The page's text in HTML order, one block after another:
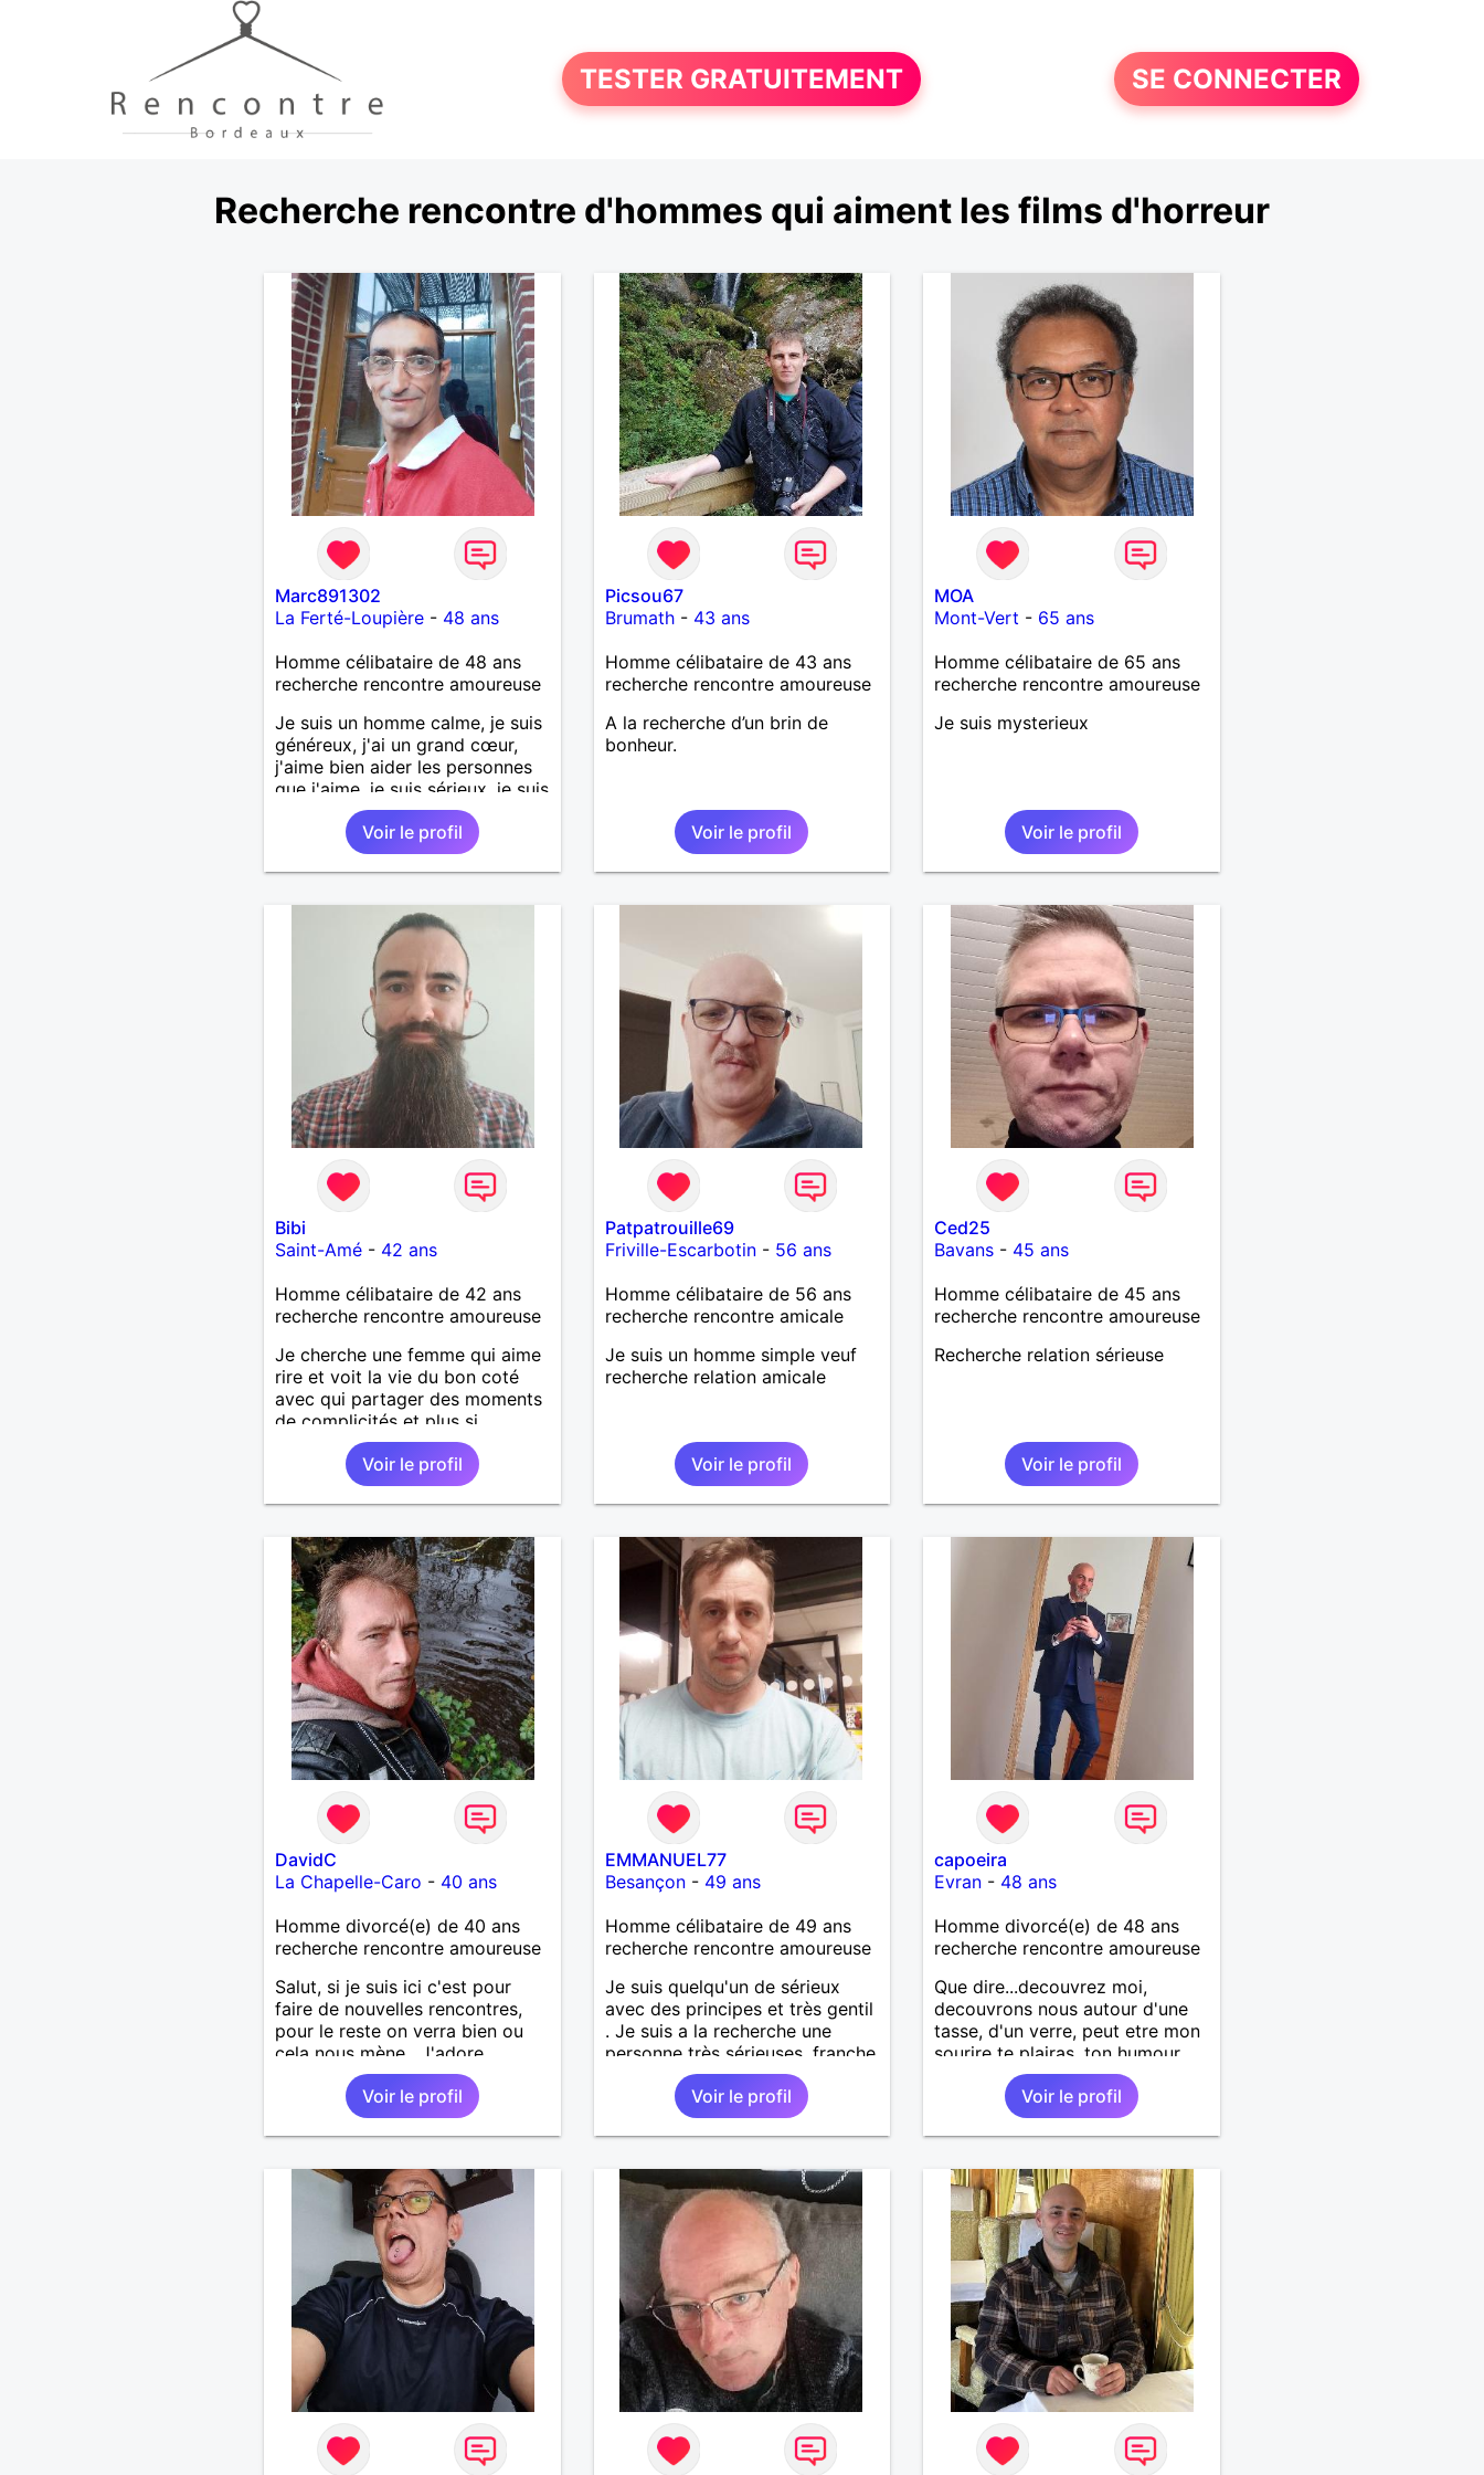
TESTER GRATUITEMENT SE CONNECTER
Recherche rencontre d'hommes qui aiment les films d'horreur
Marc891302
La Ferté-Loupière- 48 ans
Homme célibataire de 48 ans
recherche rencontre amoureuse
Je suis un homme calme, je suis
généreux, j'ai un grand cœur,
j'aime bien aider les personnes
que j'aime, je suis sérieux, je suis
sincère, je suis honnête, j'aime
pas qu'on joue avec moi et
j'aime pas les mensonges. Je
cherche une relation amoureuse
Voir le profil
Picsou67
Brumath- 43 ans
Homme célibataire de 43 ans
recherche rencontre amoureuse
A la recherche d’un brin de
bonheur.
Voir le profil
MOA
Mont-Vert - 65 ans
Homme célibataire de 65 ans
recherche rencontre amoureuse
Je suis mysterieux
Voir le profil
Bibi
Saint-Amé- 42 ans
Homme célibataire de 42 ans
recherche rencontre amoureuse
Je cherche une femme qui aime
rire et voit la vie du bon coté
avec qui partager des moments
de complicités et plus si
Voir le profil
Patpatrouille69
Friville-Escarbotin- 56 ans
Homme célibataire de 56 ans
recherche rencontre amicale
Je suis un homme simple veuf
recherche relation amicale
Voir le profil
Ced25
Bavans - 45 ans
Homme célibataire de 45 ans
recherche rencontre amoureuse
Recherche relation sérieuse
Voir le profil
DavidC
La Chapelle-Caro - 40 ans
Homme divorcé(e) de 40 ans
recherche rencontre amoureuse
Salut, si je suis ici c'est pour
faire de nouvelles rencontres,
pour le reste on verra bien ou
cela nous mène . J'adore
découvrir de nouvelles choses ,
alors si vous voulez m'initier à
l'une de vos activités je suis
partant.
Voir le profil
EMMANUEL77
Besançon- 49 ans
Homme célibataire de 49 ans
recherche rencontre amoureuse
Je suis quelqu'un de sérieux
avec des principes et très gentil
. Je suis a la recherche une
personne très sérieuses ,franche
et honnête les critères les plus
importants, voir accepter une
maman divorcer avec son
enfant il n y a aucun problème.
sérieuse merci. Recherche dans
un premier temps dialogue et
apprendre à connaître la
personne puis dans un deuxième
temps relation plus sérieuse a
voir une vie a deux. (2017 )Ma
situation professionnelle et
agent de sécurité privée et
agents SIAP1. ET télésurveillance
et vidéo protection dans les
casino supermarché. en CDI Mes
passions. Sont la robotique ,vtt
,Echeque ,astronomie . Service
Voir le profil
capoeira
Evran - 48 ans
Homme divorcé(e) de 48 ans
recherche rencontre amoureuse
Que dire...decouvrez moi,
decouvrons nous autour d'une
tasse, d'un verre, peut etre mon
sourire te plairas, ton humour
me fera pouffer.. en tout cas on
a tout a gagner.Voir le profil